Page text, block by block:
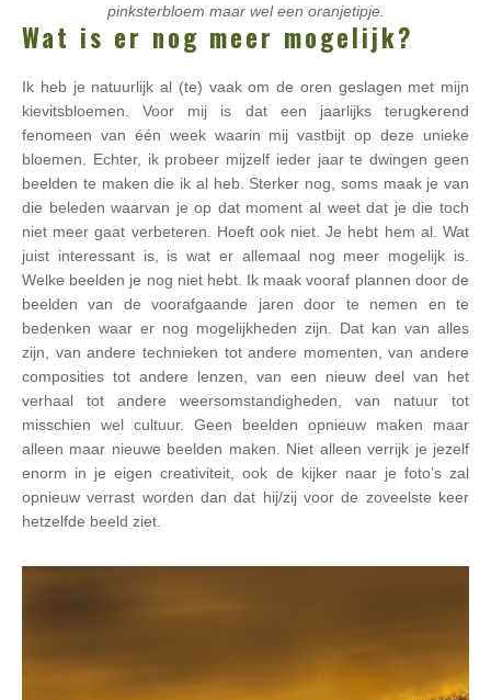
pinksterbloem maar wel een oranjetipje.
Wat is er nog meer mogelijk?
Ik heb je natuurlijk al (te) vaak om de oren geslagen met mijn
kievitsbloemen. Voor mij is dat een jaarlijks terugkerend
fenomeen van één week waarin mij vastbijt op deze unieke
bloemen. Echter, ik probeer mijzelf ieder jaar te dwingen geen
beelden te maken die ik al heb. Sterker nog, soms maak je van
die beleden waarvan je op dat moment al weet dat je die toch
niet meer gaat verbeteren. Hoeft ook niet. Je hebt hem al. Wat
juist interessant is, is wat er allemaal nog meer mogelijk is.
Welke beelden je nog niet hebt. Ik maak vooraf plannen door de
beelden van de voorafgaande jaren door te nemen en te
bedenken waar er nog mogelijkheden zijn. Dat kan van alles
zijn, van andere technieken tot andere momenten, van andere
composities tot andere lenzen, van een nieuw deel van het
verhaal tot andere weersomstandigheden, van natuur tot
misschien wel cultuur. Geen beelden opnieuw maken maar
alleen maar nieuwe beelden maken. Niet alleen verrijk je jezelf
enorm in je eigen creativiteit, ook de kijker naar je foto’s zal
opnieuw verrast worden dan dat hij/zij voor de zoveelste keer
hetzelfde beeld ziet.